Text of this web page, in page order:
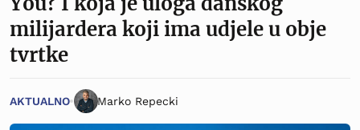
milijardera koji ima udjele u obje
tvrtke
AKTUALNO Marko Repecki